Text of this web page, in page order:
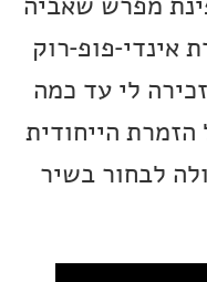
רוק
כמה
בשיר